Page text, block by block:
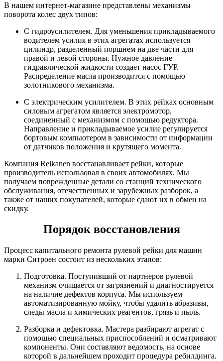
В нашем интернет-магазине представлены механизмы
поворота колес двух типов:
С гидроусилителем. Для уменьшения прикладываемого
водителем усилия в этих агрегатах используется
цилиндр, разделенный поршнем на две части для
правой и левой стороны. Нужное давление
гидравлической жидкости создает насос ГУР.
Распределение масла производится с помощью
золотникового механизма.
С электрическим усилителем. В этих рейках основным
силовым агрегатом является электромотор,
соединенный с механизмом с помощью редуктора.
Направление и прикладываемое усилие регулируется
бортовым компьютером в зависимости от информации
от датчиков положения и крутящего момента.
Компания Reikanen восстанавливает рейки, которые
производитель использовал в своих автомобилях. Мы
получаем поврежденные детали со станций технического
обслуживания, отечественных и зарубежных разборок, а
также от наших покупателей, которые сдают их в обмен на
скидку.
Порядок восстановления
Процесс капитального ремонта рулевой рейки для машин
марки Ситроен состоит из нескольких этапов:
Подготовка. Поступивший от партнеров рулевой
механизм очищается от загрязнений и диагностируется
на наличие дефектов корпуса. Мы используем
автоматизированную мойку, чтобы удалить абразивы,
следы масла и химических реагентов, грязь и пыль.
Разборка и дефектовка. Мастера разбирают агрегат с
помощью специальных приспособлений и осматривают
компоненты. Они составляют ведомость, на основе
которой в дальнейшем проходит процедура ребилдинга.